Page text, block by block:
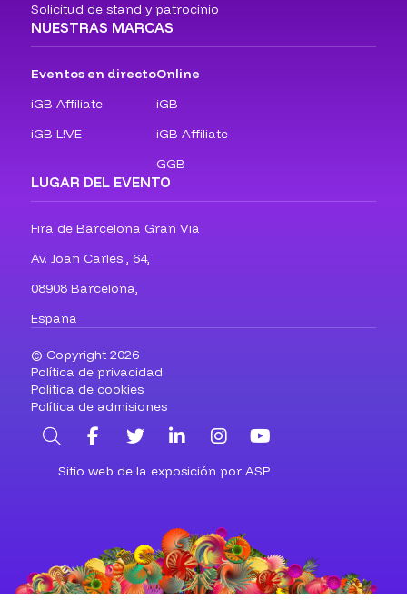
Solicitud de stand y patrocinio
NUESTRAS MARCAS
Eventos en directo
iGB Affiliate
iGB L!VE
Online
iGB
iGB Affiliate
GGB
LUGAR DEL EVENTO
Fira de Barcelona Gran Via
Av. Joan Carles , 64,
08908 Barcelona,
España
© Copyright 2026
Política de privacidad
Política de cookies
Política de admisiones
BuscarFacebookTwitterLinkedInInstagram
Sitio web de la exposición por ASP